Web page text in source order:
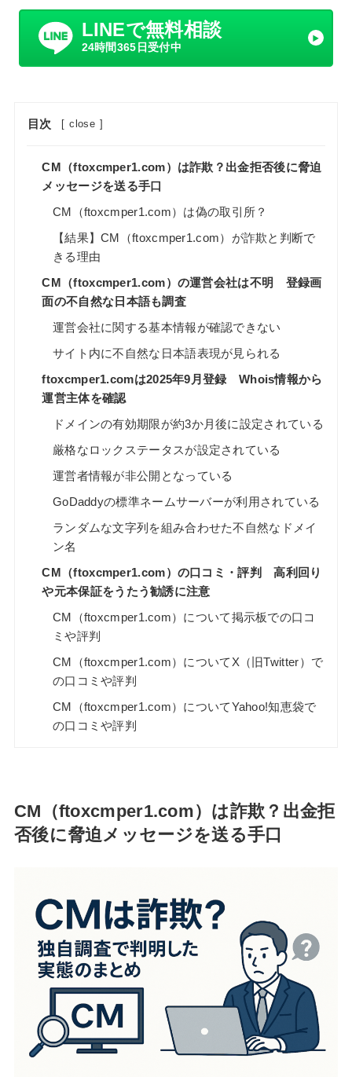
LINEで無料相談
24時間365日受付中
目次 [ close ]
CM（ftoxcmper1.com）は詐欺？出金拒否後に脅迫
メッセージを送る手口
CM（ftoxcmper1.com）は偽の取引所？
【結果】CM（ftoxcmper1.com）が詐欺と判断で
きる理由
CM（ftoxcmper1.com）の運営会社は不明 登録画
面の不自然な日本語も調査
運営会社に関する基本情報が確認できない
サイト内に不自然な日本語表現が見られる
ftoxcmper1.comは2025年9月登録 Whois情報から
運営主体を確認
ドメインの有効期限が約3か月後に設定されている
厳格なロックステータスが設定されている
運営者情報が非公開となっている
GoDaddyの標準ネームサーバーが利用されている
ランダムな文字列を組み合わせた不自然なドメイ
ン名
CM（ftoxcmper1.com）の口コミ・評判 高利回り
や元本保証をうたう勧誘に注意
CM（ftoxcmper1.com）について掲示板での口コ
ミや評判
CM（ftoxcmper1.com）についてX（旧Twitter）で
の口コミや評判
CM（ftoxcmper1.com）についてYahoo!知恵袋で
の口コミや評判
CM（ftoxcmper1.com）は詐欺？出金拒
否後に脅迫メッセージを送る手口